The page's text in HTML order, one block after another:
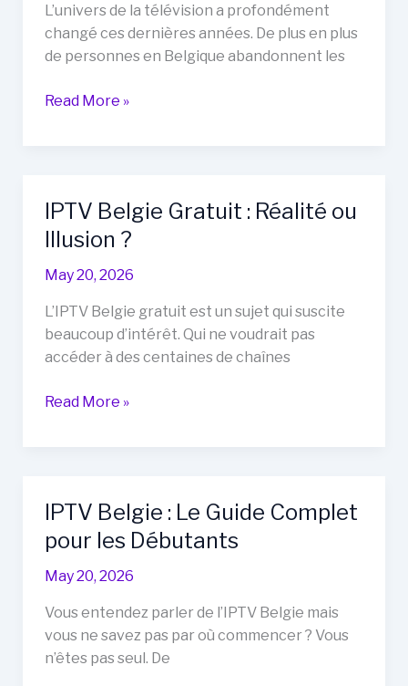
Nieuwe
Tijd
Investeringsplan
L’univers de la télévision a profondément
changé ces dernières années. De plus en plus
de personnes en Belgique abandonnent les
IPTV
Ce
Que
Devez
Savoir
Avant
de
Abonner
Read More »
IPTV Belgie Gratuit : Réalité ou
Illusion ?
May 20, 2026
L’IPTV Belgie gratuit est un sujet qui suscite
beaucoup d’intérêt. Qui ne voudrait pas
accéder à des centaines de chaînes
IPTV
ou
Illusion
Read More »
IPTV Belgie : Le Guide Complet
pour les Débutants
May 20, 2026
Vous entendez parler de l’IPTV Belgie mais
vous ne savez pas par où commencer ? Vous
n’êtes pas seul. De